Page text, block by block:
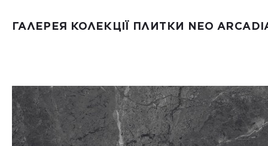
ГАЛЕРЕЯ КОЛЕКЦІЇ ПЛИТКИ NEO